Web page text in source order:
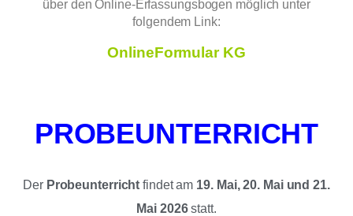
über den Online-Erfassungsbogen möglich unter
folgendem Link:
OnlineFormular KG
PROBEUNTERRICHT
Der Probeunterricht findet am 19. Mai, 20. Mai und 21.
Mai 2026statt.